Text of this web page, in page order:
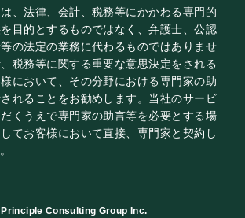
、法律、会計、税務等にかかわる専門的
目的とするものではなく、弁護士、公認
の法定の業務に代わるものではありませ
税務等に関する重要な意思決定をされる
において、その分野における専門家の助
れることをお勧めします。当社のサービ
くうえで専門家の助言等を必要とする場
てお客様において直接、専門家と契約し
Consulting Group Inc.